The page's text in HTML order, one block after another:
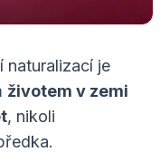
naturalizací je
životem v zemi
, nikoli